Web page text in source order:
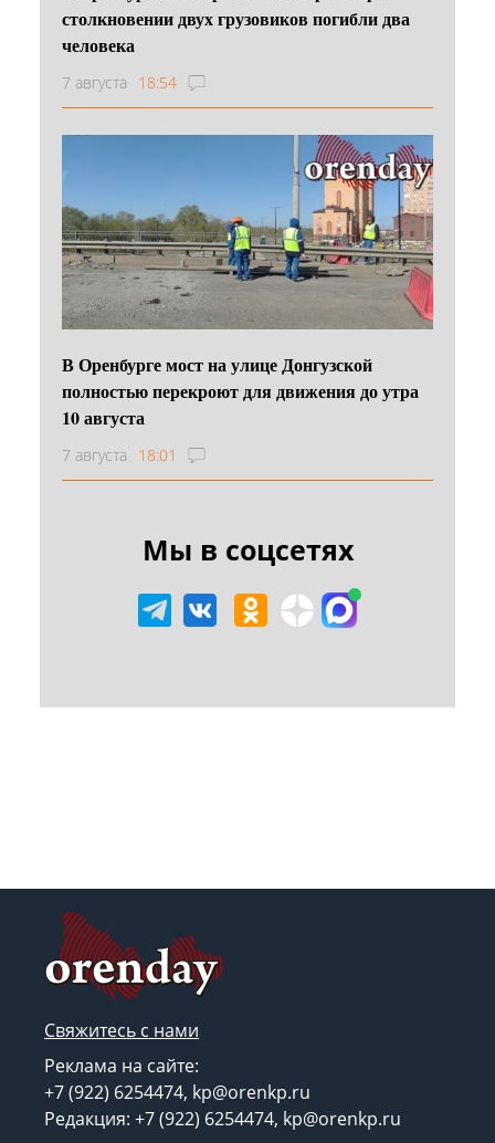
столкновении двух грузовиков погибли два
человека
7 августа 18:54
В Оренбурге мост на улице Донгузской
полностью перекроют для движения до утра
10 августа
7 августа 18:01
Мы в соцсетях
Свяжитесь с нами
Реклама на сайте:
+7 (922) 6254474, kp@orenkp.ru
Редакция: +7 (922) 6254474, kp@orenkp.ru